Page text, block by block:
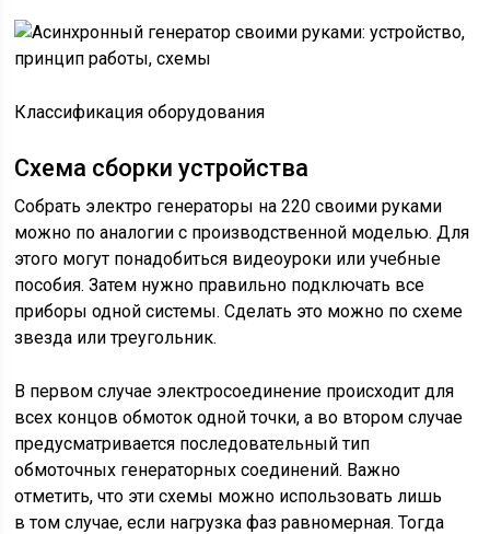
Классификация оборудования
Схема сборки устройства
Собрать электро генераторы на 220 своими руками
можно по аналогии с производственной моделью. Для
этого могут понадобиться видеоуроки или учебные
пособия. Затем нужно правильно подключать все
приборы одной системы. Сделать это можно по схеме
звезда или треугольник.
В первом случае электросоединение происходит для
всех концов обмоток одной точки, а во втором случае
предусматривается последовательный тип
обмоточных генераторных соединений. Важно
отметить, что эти схемы можно использовать лишь
в том случае, если нагрузка фаз равномерная. Тогда